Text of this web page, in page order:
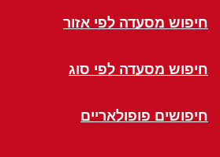
חיפוש מסעדה לפי אזור
חיפוש מסעדה לפי סוג
חיפושים פופולאריים